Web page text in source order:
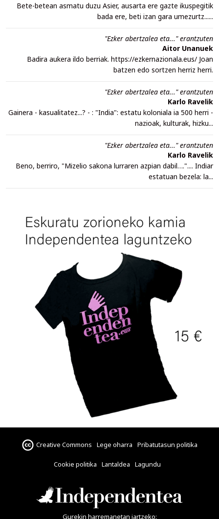
Bete-betean asmatu duzu Asier, ausarta ere gazte ikuspegitik
bada ere, beti izan gara umezurtz......
"Ezker abertzalea eta..." erantzuten
Aitor Unanuek
Badira aukera ildo berriak. https://ezkernazionala.eus/ Joan
batzen edo sortzen herriz herri.
"Ezker abertzalea eta..." erantzuten
Karlo Ravelik
Gainera - kasualitatez...? - : "India": estatu koloniala ia 500 herri -
nazioak, kulturak, hizku...
"Ezker abertzalea eta..." erantzuten
Karlo Ravelik
Beno, berriro, "Mizelio sakona lurraren azpian dabil….".... Indiar
estatuan bezela: la...
Creative Commons Lege oharra Pribatutasun politika
Cookie politika Lantaldea Lagundu
Gurekin harremanetan jartzeko: